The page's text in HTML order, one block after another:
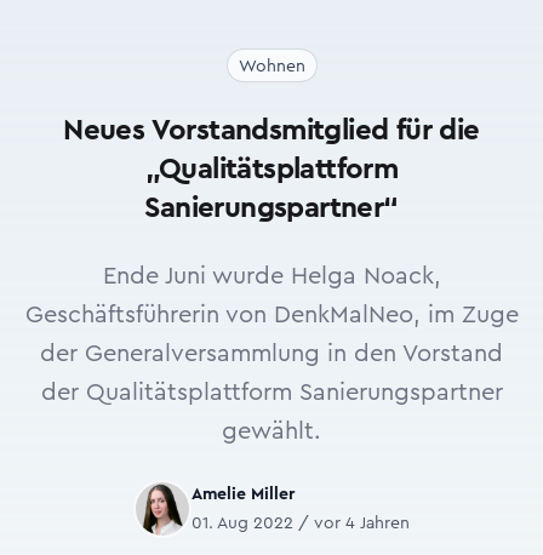
Wohnen
Neues Vorstandsmitglied für die
„Qualitätsplattform
Sanierungspartner“
Ende Juni wurde Helga Noack,
Geschäftsführerin von DenkMalNeo, im Zuge
der Generalversammlung in den Vorstand
der Qualitätsplattform Sanierungspartner
gewählt.
Amelie Miller
01. Aug 2022 / vor 4 Jahren